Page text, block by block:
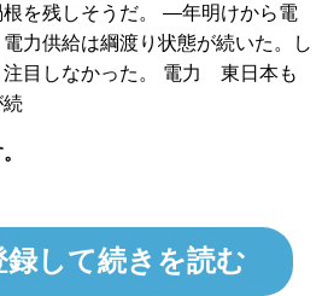
を残しそうだ。 ―年明けから電
力供給は綱渡り状態が続いた。し
目しなかった。 電力 東日本も
して続きを読む